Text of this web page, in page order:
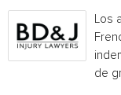
Los
de